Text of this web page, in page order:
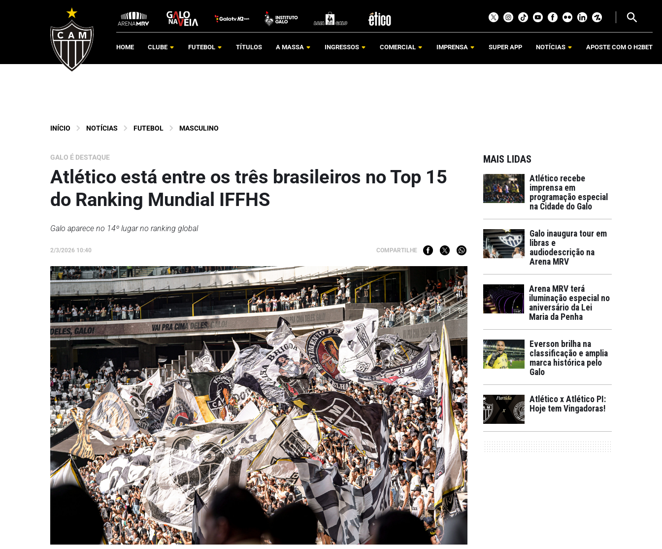
HOME CLUBE FUTEBOL TÍTULOS A MASSA INGRESSOS COMERCIAL IMPRENSA SUPER APP NOTÍCIAS APOSTE COM O H2BET
INÍCIO NOTÍCIAS FUTEBOL MASCULINO
GALO É DESTAQUE
Atlético está entre os três brasileiros no Top 15
do Ranking Mundial IFFHS
Galo aparece no 14º lugar no ranking global
2/3/2026 10:40 COMPARTILHE
MAIS LIDAS
Atlético recebe
imprensa em
programação especial
na Cidade do Galo
Galo inaugura tour em
libras e
audiodescrição na
Arena MRV
Arena MRV terá
iluminação especial no
aniversário da Lei
Maria da Penha
Everson brilha na
classificação e amplia
marca histórica pelo
Galo
Atlético x Atlético PI:
Hoje tem Vingadoras!